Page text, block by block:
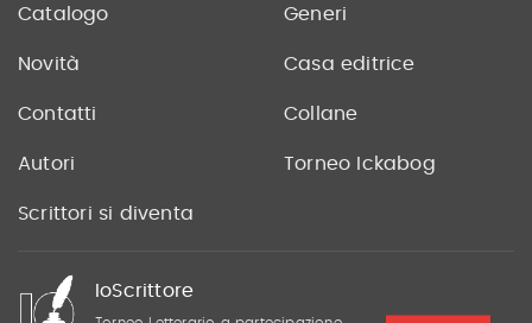
Catalogo Generi
Novità Casa editrice
Contatti Collane
Autori Torneo Ickabog
Scrittori si diventa
IoScrittore